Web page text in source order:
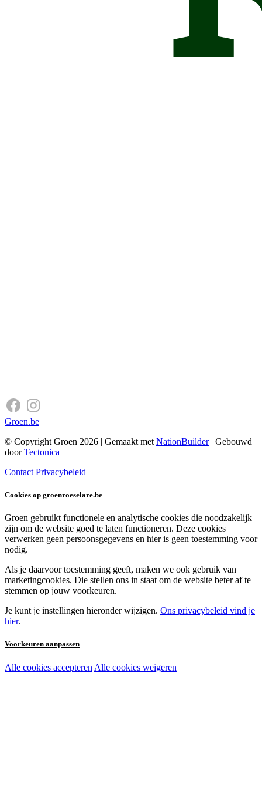
Groen.be
© Copyright Groen 2026 | Gemaakt met NationBuilder| Gebouwd
doorTectonica
Contact Privacybeleid
Cookies op groenroeselare.be
Groen gebruikt functionele en analytische cookies die noodzakelijk
zijn om de website goed te laten functioneren. Deze cookies
verwerken geen persoonsgegevens en hier is geen toestemming voor
nodig.
Als je daarvoor toestemming geeft, maken we ook gebruik van
marketingcookies. Die stellen ons in staat om de website beter af te
stemmen op jouw voorkeuren.
Je kunt je instellingen hieronder wijzigen. Ons privacybeleid vind je
hier.
Voorkeuren aanpassen
Noodzakelijke cookies:
Alle cookies accepteren Alle cookies weigeren